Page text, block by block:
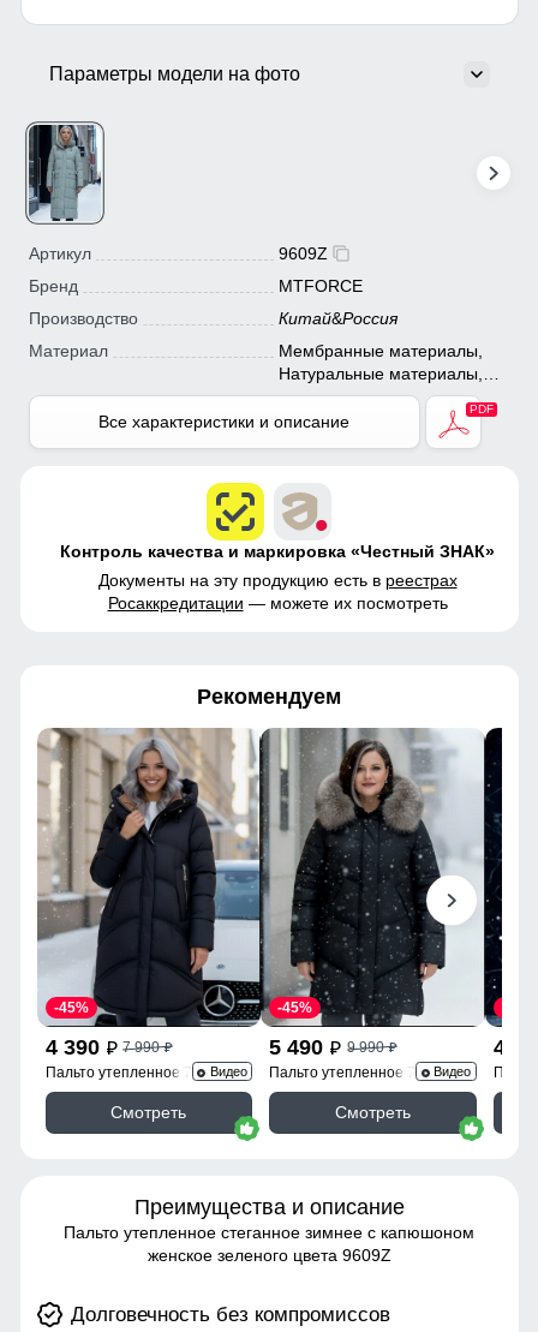
Параметры модели на фото
Артикул
9609Z
Бренд
MTFORCE
Производство
Китай&Россия
Материал
Мембранные материалы,
Натуральные материалы,
Полиэстер, Плащевка,
Тефлон, Ткань, Экологичные
Все характеристики и описание
Контроль качества и маркировка «Честный ЗНАК»
Документы на эту продукцию есть в реестрах
Росаккредитации — можете их посмотреть
Рекомендуем
4 390 p 7 990p
-45%
Пальто утепленное 7747Ch
Видео
Смотреть
5 490 p 9 990p
-45%
Пальто утепленное 7745Ch
Видео
Смотреть
4
Преимущества и описание
Пальто утепленное стеганное зимнее с капюшоном
женское зеленого цвета 9609Z
Долговечность без компромиссов